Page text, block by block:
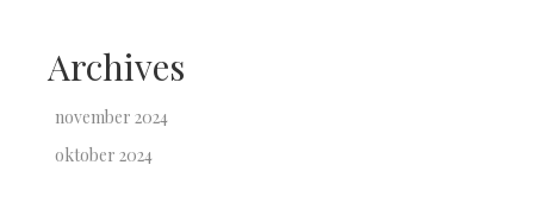
Archives
november 2024
oktober 2024